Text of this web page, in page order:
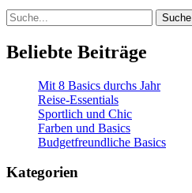
Suche
Beliebte Beiträge
Mit 8 Basics durchs Jahr
Reise-Essentials
Sportlich und Chic
Farben und Basics
Budgetfreundliche Basics
Kategorien